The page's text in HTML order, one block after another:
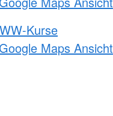
Kurse
Maps Ansicht